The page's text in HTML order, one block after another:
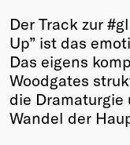
Der Track zur
Up” ist das
Das eigens
Woodgates
die
Wandel der